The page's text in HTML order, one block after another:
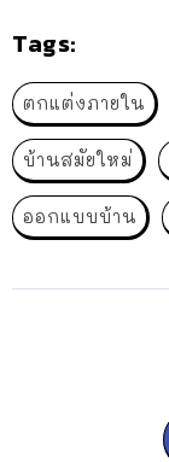
Tags:
ตกแต่งภายใน
บ้านสมัยใหม่
ออกแบบบ้าน